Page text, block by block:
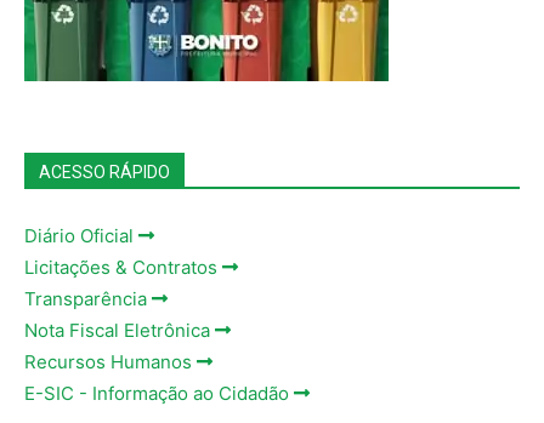
ACESSO RÁPIDO
Diário Oficial
Licitações & Contratos
Transparência
Nota Fiscal Eletrônica
Recursos Humanos
E-SIC - Informação ao Cidadão